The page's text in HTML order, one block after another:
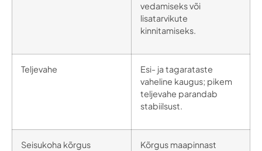
vedamiseks või
lisatarvikute
kinnitamiseks.
Teljevahe
Esi- ja tagarataste
vaheline kaugus; pikem
teljevahe parandab
stabiilsust.
Seisukoha kõrgus
Kõrgus maapinnast